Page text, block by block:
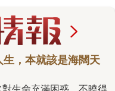
，本就該是海闊天